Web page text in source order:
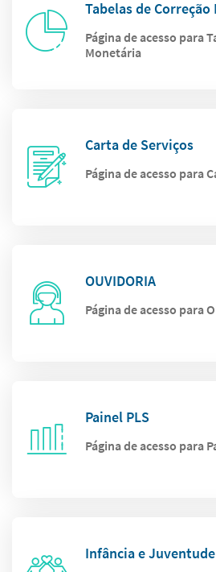
Tabelas de
Página de acesso para
Monetária
Carta de Serviços
Página de acesso para
OUVIDORIA
Página de acesso para
Painel PLS
Página de acesso para
Infância e Juventude